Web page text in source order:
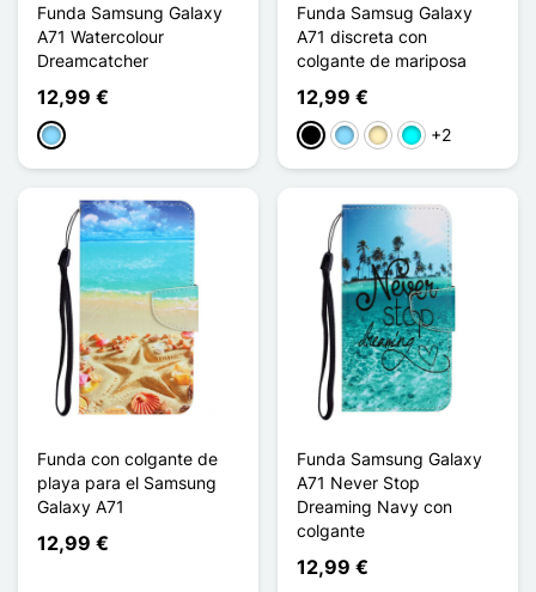
Funda Samsung Galaxy
A71 Watercolour
Dreamcatcher
12,99 €
Azul claro
Funda Samsug Galaxy
A71 discreta con
colgante de mariposa
12,99 €
NegroAzul claro
Oro Cian+2
Funda con colgante de
playa para el Samsung
Galaxy A71
12,99 €
Funda Samsung Galaxy
A71 Never Stop
Dreaming Navy con
colgante
12,99 €